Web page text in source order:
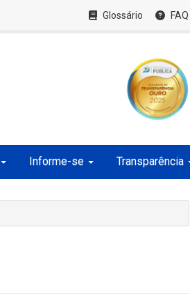
Glossário FAQ
Informe-se Transparência